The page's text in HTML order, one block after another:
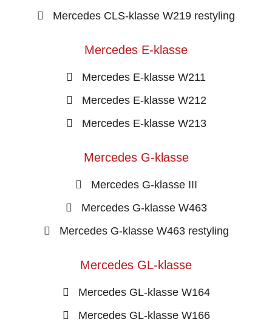
Mercedes CLS-klasse W219 restyling
Mercedes E-klasse
Mercedes E-klasse W211
Mercedes E-klasse W212
Mercedes E-klasse W213
Mercedes G-klasse
Mercedes G-klasse III
Mercedes G-klasse W463
Mercedes G-klasse W463 restyling
Mercedes GL-klasse
Mercedes GL-klasse W164
Mercedes GL-klasse W166